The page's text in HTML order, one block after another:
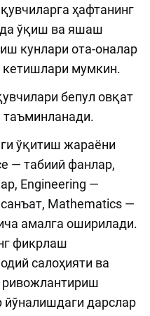
ҳафтанинг
ўқиш ва яшаш
кунлари ота-оналар
кетишлари мумкин.
бепул овқат
ўқитиш жараёни
— табиий фанлар,
Engineering —
Mathematics —
амалга оширилади.
фикрлаш
салоҳияти ва
ривожлантириш
дарслар